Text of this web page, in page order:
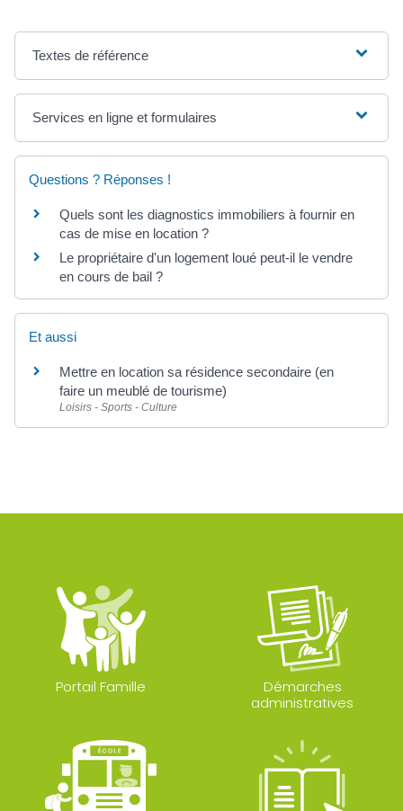
Textes de référence
Services en ligne et formulaires
Questions ? Réponses !
Quels sont les diagnostics immobiliers à fournir en
cas de mise en location ?
Le propriétaire d'un logement loué peut-il le vendre
en cours de bail ?
Et aussi
Mettre en location sa résidence secondaire (en
faire un meublé de tourisme)
Loisirs - Sports - Culture
Portail Famille
Démarches
administratives